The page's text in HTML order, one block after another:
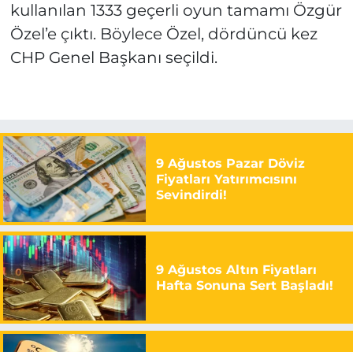
kullanılan 1333 geçerli oyun tamamı Özgür
Özel’e çıktı. Böylece Özel, dördüncü kez
CHP Genel Başkanı seçildi.
9 Ağustos Pazar Döviz
Fiyatları Yatırımcısını
Sevindirdi!
9 Ağustos Altın Fiyatları
Hafta Sonuna Sert Başladı!